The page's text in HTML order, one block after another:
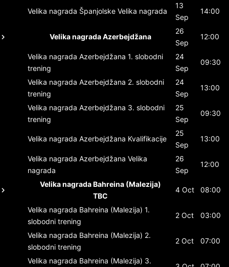
Velika nagrada Španjolske Velika nagrada
13
Sep
14:00
Velika nagrada Azerbejdžana
26
Sep
12:00
Velika nagrada Azerbejdžana 1. slobodni
trening
24
Sep
09:30
Velika nagrada Azerbejdžana 2. slobodni
trening
24
Sep
13:00
Velika nagrada Azerbejdžana 3. slobodni
trening
25
Sep
09:30
Velika nagrada Azerbejdžana Kvalifikacije
25
Sep
13:00
Velika nagrada Azerbejdžana Velika
nagrada
26
Sep
12:00
Velika nagrada Bahreina (Malezija)
TBC
4 Oct 08:00
Velika nagrada Bahreina (Malezija) 1.
slobodni trening
2 Oct 03:00
Velika nagrada Bahreina (Malezija) 2.
slobodni trening
2 Oct 07:00
Velika nagrada Bahreina (Malezija) 3.